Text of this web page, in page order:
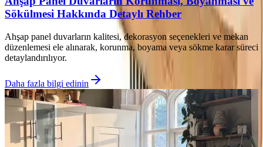
Sökülmesi Hakkında Detaylı Rehber
Ahşap panel duvarların kalitesi, dekorasyon seçenekleri ve mekan
düzenlemesi ele alınarak, korunma, boyama veya sökme karar süreci
detaylandırılıyor.
Daha fazla bilgi edinin